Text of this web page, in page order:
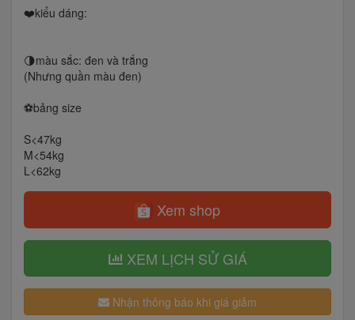
❤️kiểu dáng:
🌗màu sắc: đen và trắng
(Nhưng quần màu đen)
⚽️bảng size
S<47kg
M<54kg
L<62kg
Xem shop
XEM LỊCH SỬ GIÁ
Nhận thông báo khi giá giảm